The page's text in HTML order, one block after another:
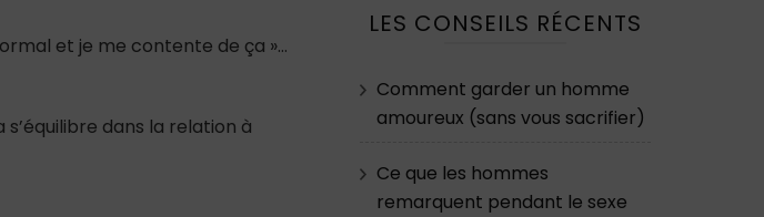
et je me contente de ça »…
dans la relation à
LES CONSEILS RÉCENTS
Comment garder un homme
amoureux (sans vous sacrifier)
Ce que les hommes
remarquent pendant le sexe